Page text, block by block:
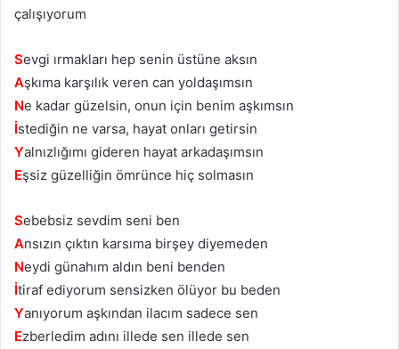
çalışıyorum
Sevgi ırmakları hep senin üstüne aksın
Aşkıma karşılık veren can yoldaşımsın
Ne kadar güzelsin, onun için benim aşkımsın
İstediğin ne varsa, hayat onları getirsin
Yalnızlığımı gideren hayat arkadaşımsın
Eşsiz güzelliğin ömrünce hiç solmasın
Sebebsiz sevdim seni ben
Ansızın çıktın karsıma birşey diyemeden
Neydi günahım aldın beni benden
İtiraf ediyorum sensizken ölüyor bu beden
Yanıyorum aşkından ilacım sadece sen
Ezberledim adını illede sen illede sen